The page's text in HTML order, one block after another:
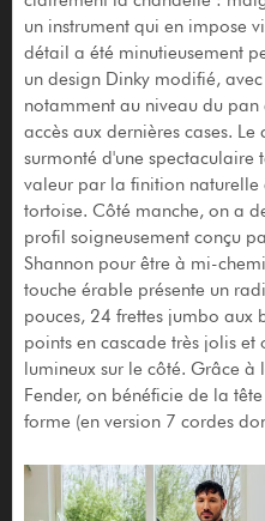
un instrument qui en impose
détail a été minutieusement
un design Dinky modifié,
notamment au niveau du
accès aux dernières cases.
surmonté d'une
valeur par la finition naturelle
tortoise. Côté manche, on a
profil soigneusement conçu
Shannon pour être à mi-
touche érable présente un
pouces, 24 frettes jumbo aux
points en cascade très jolis
lumineux sur le côté. Grâce
Fender, on bénéficie de la
forme (en version 7 cordes